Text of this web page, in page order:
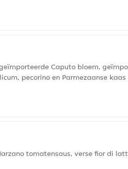
Caputo bloem,
pecorino en Parmezaanse
tomatensaus, verse fior di